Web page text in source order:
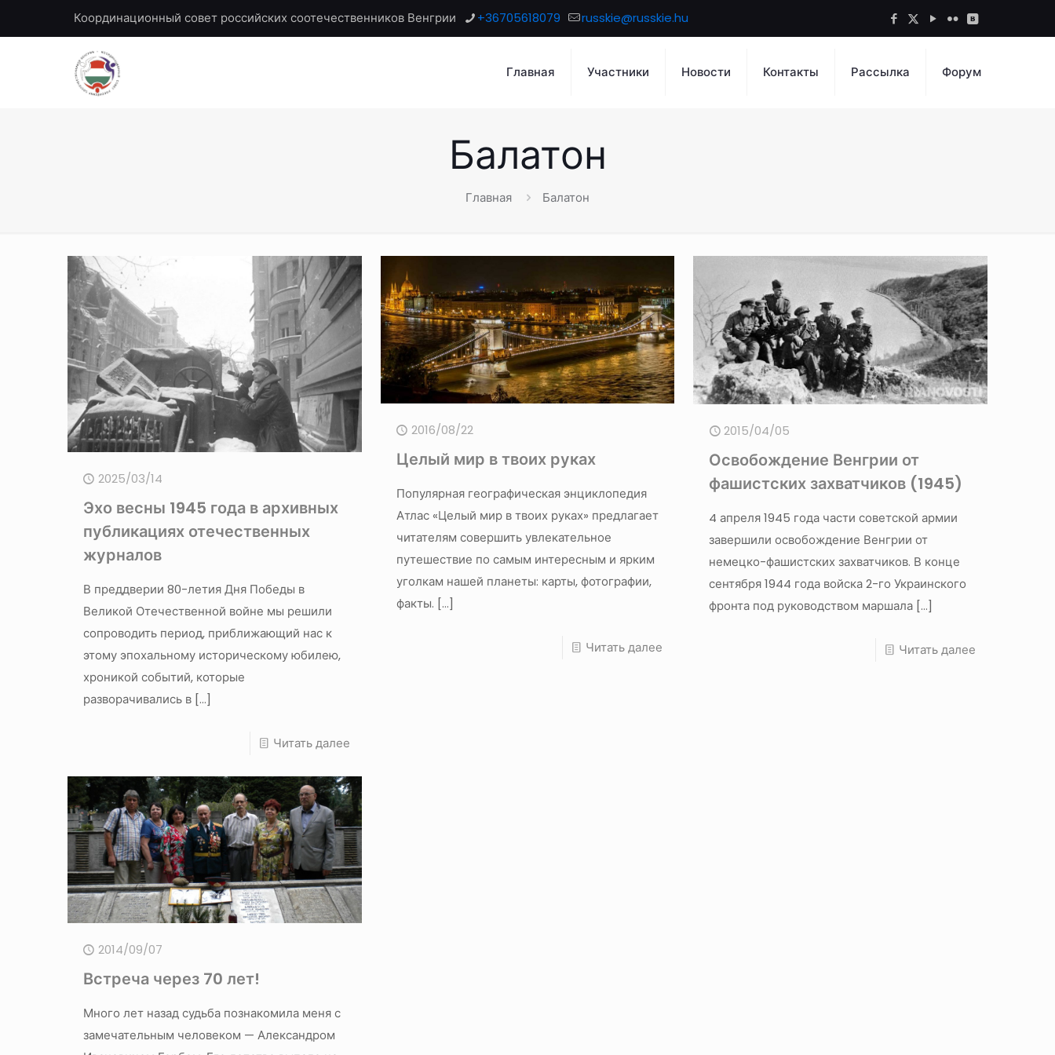
Координационный совет российских соотечественников Венгрии +36705618079 russkie@russkie.hu
Главная Участники Новости Контакты Рассылка Форум
Балатон
Главная Балатон
2025/03/14
Эхо весны 1945 года в архивных
публикациях отечественных
журналов
В преддверии 80-летия Дня Победы в
Великой Отечественной войне мы решили
сопроводить период, приближающий нас к
этому эпохальному историческому юбилею,
хроникой событий, которые
разворачивались в[…]
Читать далее
2016/08/22
Целый мир в твоих руках
Популярная географическая энциклопедия
Атлас «Целый мир в твоих руках» предлагает
читателям совершить увлекательное
путешествие по самым интересным и ярким
уголкам нашей планеты: карты, фотографии,
факты. […]
Читать далее
2015/04/05
Освобождение Венгрии от
фашистских захватчиков (1945)
4 апреля 1945 года части советской армии
завершили освобождение Венгрии от
немецко-фашистских захватчиков. В конце
сентября 1944 года войска 2-го Украинского
фронта под руководством маршала […]
Читать далее
2014/09/07
Встреча через 70 лет!
Много лет назад судьба познакомила меня с
замечательным человеком — Александром